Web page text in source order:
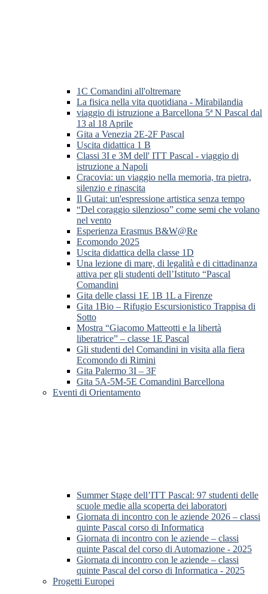
1C Comandini all'oltremare
La fisica nella vita quotidiana - Mirabilandia
viaggio di istruzione a Barcellona 5ª N Pascal dal
13 al 18 Aprile
Gita a Venezia 2E-2F Pascal
Uscita didattica 1 B
Classi 3I e 3M dell' ITT Pascal - viaggio di
istruzione a Napoli
Cracovia: un viaggio nella memoria, tra pietra,
silenzio e rinascita
Il Gutai: un'espressione artistica senza tempo
“Del coraggio silenzioso” come semi che volano
nel vento
Esperienza Erasmus B&W@Re
Ecomondo 2025
Uscita didattica della classe 1D
Una lezione di mare, di legalità e di cittadinanza
attiva per gli studenti dell’Istituto “Pascal
Comandini
Gita delle classi 1E 1B 1L a Firenze
Gita 1Bio – Rifugio Escursionistico Trappisa di
Sotto
Mostra “Giacomo Matteotti e la libertà
liberatrice” – classe 1E Pascal
Gli studenti del Comandini in visita alla fiera
Ecomondo di Rimini
Gita Palermo 3I – 3F
Gita 5A-5M-5E Comandini Barcellona
Eventi di Orientamento
Summer Stage dell’ITT Pascal: 97 studenti delle
scuole medie alla scoperta dei laboratori
Giornata di incontro con le aziende 2026 – classi
quinte Pascal corso di Informatica
Giornata di incontro con le aziende – classi
quinte Pascal del corso di Automazione - 2025
Giornata di incontro con le aziende – classi
quinte Pascal del corso di Informatica - 2025
Progetti Europei